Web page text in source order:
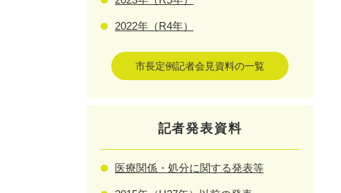
2022年（R4年）
市長定例記者会見資料の一覧
記者発表資料
医療関係・処分に関する発表等